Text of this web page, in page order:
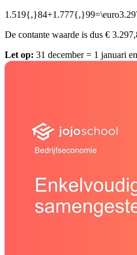
De contante waarde is dus €
Let op: 31 december = 1 januari